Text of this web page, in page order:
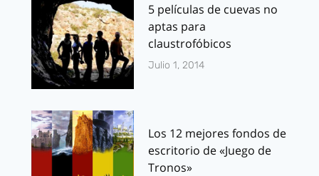
5 películas de cuevas no
aptas para
claustrofóbicos
Julio 1, 2014
Los 12 mejores fondos de
escritorio de «Juego de
Tronos»